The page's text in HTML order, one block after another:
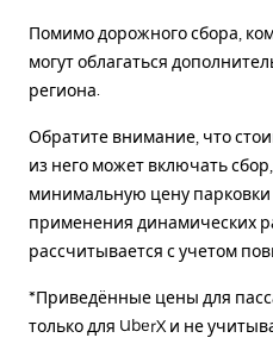
Помимо дорожного сбора,
могут облагаться
региона.
Обратите внимание, что
из него может включать
минимальную цену парковки
применения динамических
рассчитывается с учетом
*Приведённые цены для
только для UberX и не